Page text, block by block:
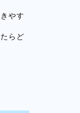
やす
らど